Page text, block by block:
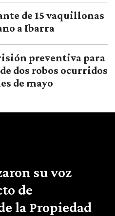
de 15 vaquillonas
a Ibarra
preventiva para
dos robos ocurridos
de mayo
su voz
de
la Propiedad